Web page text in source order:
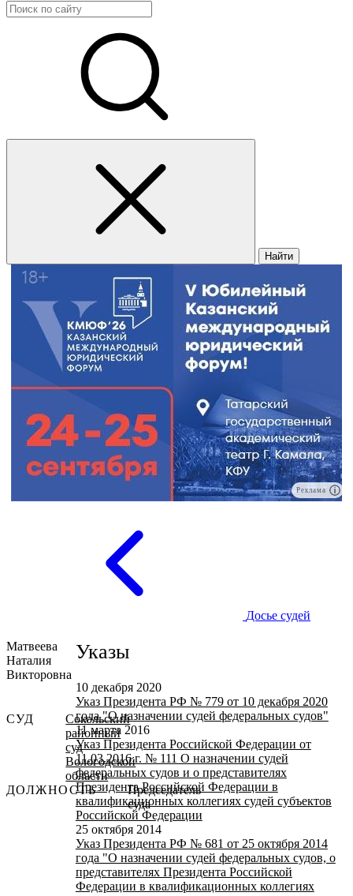
Найти
Реклама
Досье судей
Матвеева
Наталия
Викторовна
СУД
Сокольский
районный
суд
Вологодской
области
ДОЛЖНОСТЬ
Председатель
суда
Указы
10 декабря 2020
Указ Президента РФ № 779 от 10 декабря 2020
года "О назначении судей федеральных судов"
11 марта 2016
Указ Президента Российской Федерации от
11.03.2016 г. № 111 О назначении судей
федеральных судов и о представителях
Президента Российской Федерации в
квалификационных коллегиях судей субъектов
Российской Федерации
25 октября 2014
Указ Президента РФ № 681 от 25 октября 2014
года "О назначении судей федеральных судов, о
представителях Президента Российской
Федерации в квалификационных коллегиях